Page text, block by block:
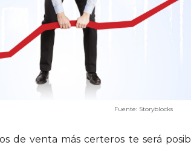
Storyblocks
de venta más certeros te será